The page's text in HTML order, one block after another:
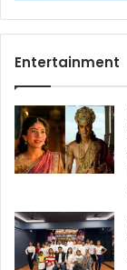
Entertainment